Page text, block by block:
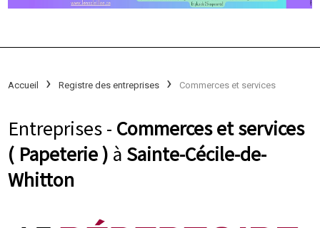
Accueil Registre des entreprises Commerces et services
Entreprises - Commerces et services
( Papeterie ) à Sainte-Cécile-de-
Whitton